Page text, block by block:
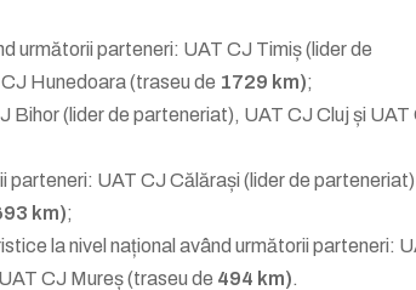
următorii parteneri: UAT CJ Timiș (lider de
Hunedoara (traseu de 1729 km);
(lider de parteneriat), UAT CJ Cluj și UAT
UAT CJ Călărași (lider de
km);
la nivel național având următorii parteneri:
CJ Mureș (traseu de 494 km).